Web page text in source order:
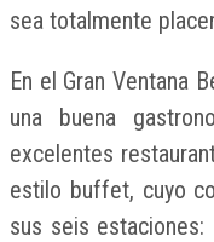
sea totalmente
En el Gran Ventana
una buena
excelentes
estilo buffet, cuyo
sus seis